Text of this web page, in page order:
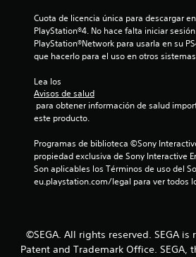
Cuota de licencia única para descargar
PlayStation®4. No hace falta iniciar
PlayStation®Network para usarla en su
que hacerlo para el uso en otros
Lea los
Avisos de salud
este producto.
Programas de biblioteca ©Sony
propiedad exclusiva de Sony Interactive
Son aplicables los Términos de uso del
eu.playstation.com/legal para ver todos
©SEGA. All rights reserved. SEGA is
Patent and Trademark Office. SEGA,